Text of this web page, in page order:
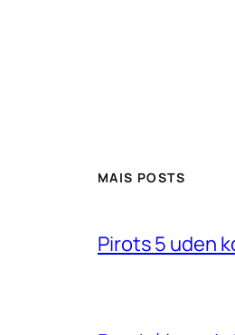
MAIS POSTS
Pirots 5 uden